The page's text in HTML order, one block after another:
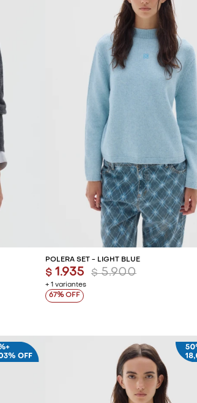
AGREGAR AL CARRITO
POLERA SET - LIGHT BLUE
+ 1 variantes
$ 1.935 $ 5.900
67